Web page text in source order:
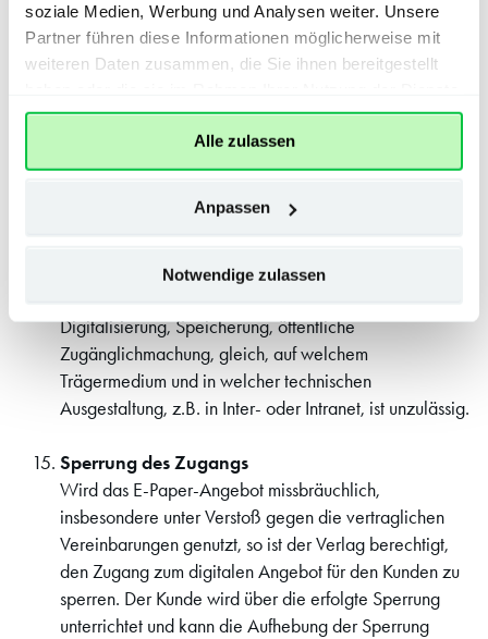
soziale Medien, Werbung und Analysen weiter. Unsere
Partner führen diese Informationen möglicherweise mit
weiteren Daten zusammen, die Sie ihnen bereitgestellt
gesammelt haben.
Alle zulassen
Anpassen
Notwendige zulassen
persönlich registrierten Kunden zu eigenen Zwecken.
Eine Weitergabe an Dritte ist untersagt, unabhängig
von Zweck und Art der Weitergabe. Der Kunde hat das
Bildschirm aufzurufen und im Rahmen der im Portal
11.2 Eine darüberhinausgehende Nutzung bzw.
(z.B. Zeitungstexte, Abbildungen, Anzeigen),
insbesondere durch Vervielfältigung, Verbreitung,
Digitalisierung, Speicherung, öffentliche
Zugänglichmachung, gleich, auf welchem
Trägermedium und in welcher technischen
Ausgestaltung, z.B. in Inter- oder Intranet, ist unzulässig.
Sperrung des Zugangs
Wird das E-Paper-Angebot missbräuchlich,
insbesondere unter Verstoß gegen die vertraglichen
Vereinbarungen genutzt, so ist der Verlag berechtigt,
den Zugang zum digitalen Angebot für den Kunden zu
sperren. Der Kunde wird über die erfolgte Sperrung
unterrichtet und kann die Aufhebung der Sperrung